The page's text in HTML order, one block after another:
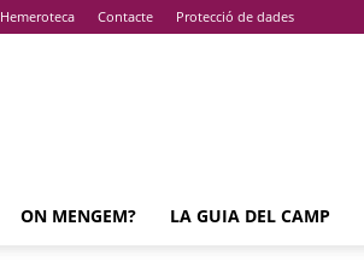
Hemeroteca Contacte Protecció de dades
ON MENGEM? LA GUIA DEL CAMP